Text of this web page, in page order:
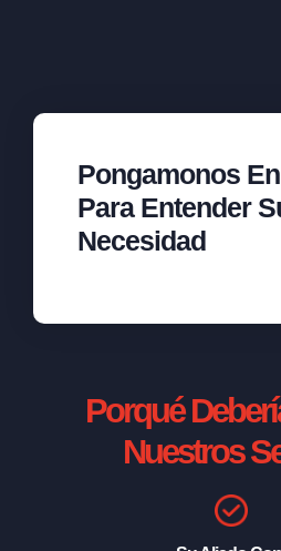
Pongamonos
Para Entender
Necesidad
Porqué
Nuestros